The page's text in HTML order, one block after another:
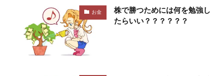
お金
株で勝つためには何を勉強し
たらいい？？？？？？